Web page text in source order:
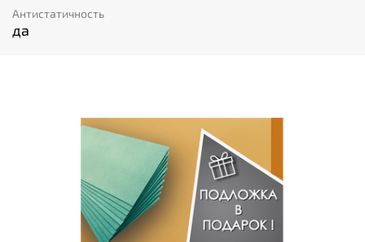
Антистатичность
да